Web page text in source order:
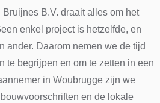
B.V. draait alles om het
enkel project is hetzelfde, en
ander. Daarom nemen we de tijd
te begrijpen en om te zetten in een
in Woubrugge zijn we
en de lokale